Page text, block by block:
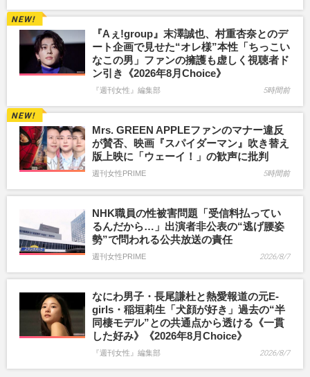
『Aぇ!group』末澤誠也、村重杏奈とのデ
ート企画で見せた“オレ様”本性「ちっこい
なこの男」ファンの擁護も虚しく視聴者ド
ン引き《2026年8月Choice》
『週刊女性』編集部 5時間前
Mrs. GREEN APPLEファンのマナー違反
が賛否、映画『スパイダーマン』吹き替え
版上映に「ウェーイ！」の歓声に批判
週刊女性PRIME 5時間前
NHK職員の性被害問題「受信料払ってい
るんだから…」出演者非公表の“逃げ腰姿
勢”で問われる公共放送の責任
週刊女性PRIME 2026/8/7
なにわ男子・長尾謙杜と熱愛報道の元E-
girls・稲垣莉生「犬顔が好き」過去の“半
同棲モデル”との共通点から透ける《一貫
した好み》《2026年8月Choice》
『週刊女性』編集部 2026/8/7